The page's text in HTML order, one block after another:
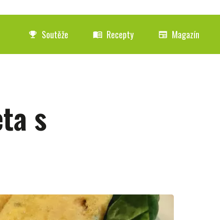
emoji_events Soutěže menu_book Recepty newspaper Magazín
s